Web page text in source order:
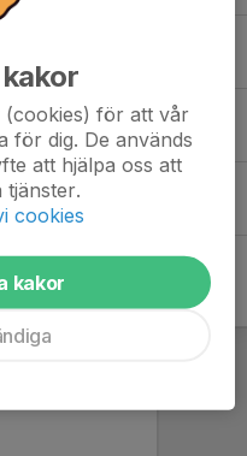
(cookies) för att vår
för dig. De används
att hjälpa oss att
cookies
kakor